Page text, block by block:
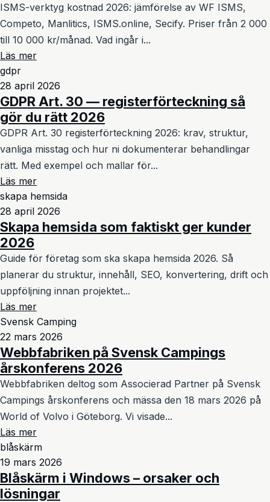
ISMS-verktyg kostnad 2026: jämförelse av WF ISMS,
Competo, Manlitics, ISMS.online, Secify. Priser från 2 000
till 10 000 kr/månad. Vad ingår i...
Läs mer
gdpr
28 april 2026
GDPR Art. 30 — registerförteckning så
gör du rätt 2026
GDPR Art. 30 registerförteckning 2026: krav, struktur,
vanliga misstag och hur ni dokumenterar behandlingar
rätt. Med exempel och mallar för...
Läs mer
skapa hemsida
28 april 2026
Skapa hemsida som faktiskt ger kunder
2026
Guide för företag som ska skapa hemsida 2026. Så
planerar du struktur, innehåll, SEO, konvertering, drift och
uppföljning innan projektet...
Läs mer
Svensk Camping
22 mars 2026
Webbfabriken på Svensk Campings
årskonferens 2026
Webbfabriken deltog som Associerad Partner på Svensk
Campings årskonferens och mässa den 18 mars 2026 på
World of Volvo i Göteborg. Vi visade...
Läs mer
blåskärm
19 mars 2026
Blåskärm i Windows – orsaker och
lösningar